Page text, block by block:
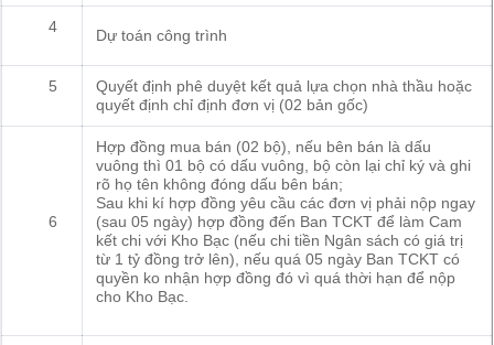
4
Dự toán công trình
5
Quyết định phê duyệt kết quả lựa chọn nhà thầu hoặc
quyết định chỉ định đơn vị (02 bản gốc)
6
Hợp đồng mua bán (02 bộ), nếu bên bán là dấu
vuông thì 01 bộ có dấu vuông, bộ còn lại chỉ ký và ghi
rõ họ tên không đóng dấu bên bán;
Sau khi kí hợp đồng yêu cầu các đơn vị phải nộp ngay
(sau 05 ngày) hợp đồng đến Ban TCKT để làm Cam
kết chi với Kho Bạc (nếu chi tiền Ngân sách có giá trị
từ 1 tỷ đồng trở lên), nếu quá 05 ngày Ban TCKT có
quyền ko nhận hợp đồng đó vì quá thời hạn để nộp
cho Kho Bạc.